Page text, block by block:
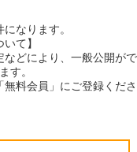
なります。
て】
どにより、一般公開がで
す。
料会員」にご登録くださ